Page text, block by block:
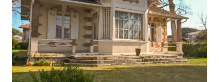
après avoir contacté l'Agence / le Réseau, que vos droits « Informatique
et Libertés » ne sont pas respectés, vous pouvez adresser une
réclamation à la CNIL. Nous vous informons de l’existence de la liste
d'opposition au démarchage téléphonique « Bloctel », sur laquelle vous
pouvez vous inscrire ici :https://www.bloctel.gouv.fr. Dans le cadre de la
protection des Données personnelles, nous vous invitons à ne pas
inscrire de Données sensibles dans le champ de saisie libre.
Ce site est protégé par reCAPTCHA, lesPolitiques de Confidentialité
voir le bien